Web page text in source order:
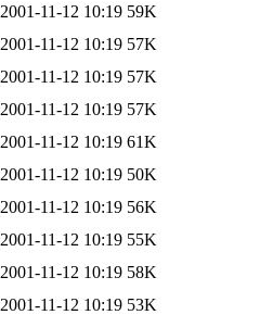
2001-11-12 10:19 59K
2001-11-12 10:19 57K
2001-11-12 10:19 57K
2001-11-12 10:19 57K
2001-11-12 10:19 61K
2001-11-12 10:19 50K
2001-11-12 10:19 56K
2001-11-12 10:19 55K
2001-11-12 10:19 58K
2001-11-12 10:19 53K